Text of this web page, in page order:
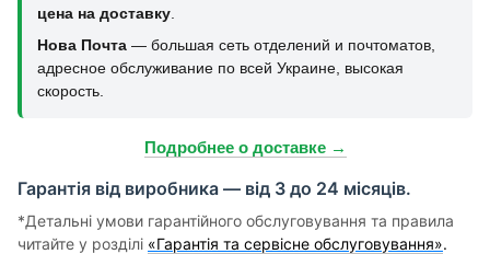
цена на доставку
Нова Почта — большая сеть отделений и почтоматов,
адресное обслуживание по всей Украине, высокая
скорость.
Подробнее о доставке →
Гарантія від виробника — від 3 до 24 місяців.
*Детальні умови гарантійного обслуговування та правила
читайте у розділі «Гарантія та сервісне обслуговування».